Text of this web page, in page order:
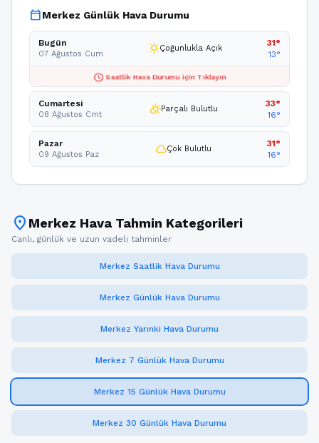
calendar_todayMerkez Günlük Hava Durumu
Bugün
07 Ağustos Cum wb_sunnyÇoğunlukla Açık
31°
13°
schedule Saatlik Hava Durumu için Tıklayın
Cumartesi
08 Ağustos Cmt partly_cloudy_dayParçalı Bulutlu
33°
16°
Pazar
09 Ağustos Paz cloudÇok Bulutlu
31°
16°
location_on Merkez Hava Tahmin Kategorileri
Canlı, günlük ve uzun vadeli tahminler
Merkez Saatlik Hava Durumu
Merkez Günlük Hava Durumu
Merkez Yarınki Hava Durumu
Merkez 7 Günlük Hava Durumu
Merkez 15 Günlük Hava Durumu
Merkez 30 Günlük Hava Durumu